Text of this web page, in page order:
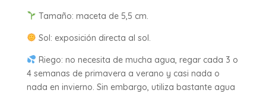
Tamaño: maceta de 5,5 cm.
Sol: exposición directa al sol.
Riego: no necesita de mucha agua, regar cada 3 o
4 semanas de primavera a verano y casi nada o
nada en invierno. Sin embargo, utiliza bastante agua